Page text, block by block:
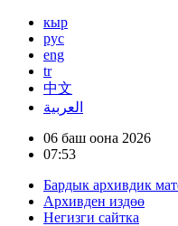
кыр
рус
eng
tr
中文
العربية
06 баш оона 2026
07:53
Бардык архивдик
Архивден издөө
Негизги сайтка